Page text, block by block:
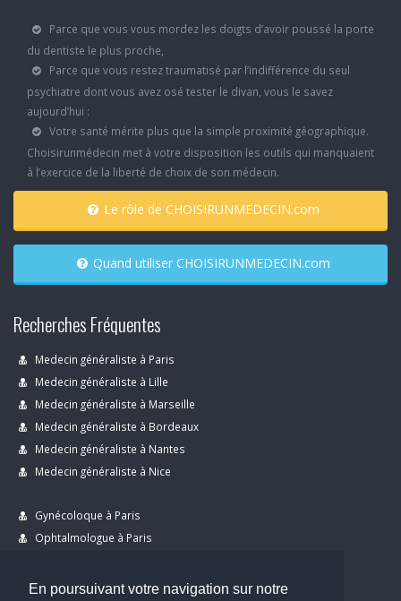
En poursuivant votre navigation sur notre
Parce que vous vous mordez les doigts d’avoir poussé la porte
du dentiste le plus proche,
Parce que vous restez traumatisé par l’indifférence du seul
psychiatre dont vous avez osé tester le divan, vous le savez
aujourd’hui :
Votre santé mérite plus que la simple proximité géographique.
Choisirunmédecin met à votre disposition les outils qui manquaient
à l’exercice de la liberté de choix de son médecin.
Le rôle de CHOISIRUNMEDECIN.com
Quand utiliser CHOISIRUNMEDECIN.com
Recherches Fréquentes
Medecin généraliste à Paris
Medecin généraliste à Lille
Medecin généraliste à Marseille
Medecin généraliste à Bordeaux
Medecin généraliste à Nantes
Medecin généraliste à Nice
Gynécoloque à Paris
Ophtalmologue à Paris
Dentiste à Paris